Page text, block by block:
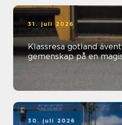
31. juli 2026
Klassresa gotland äventyr, kunskap och
gemenskap på en
30. juli 2026